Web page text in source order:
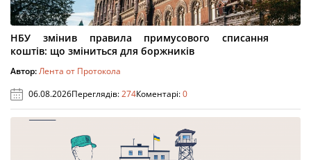
НБУ змінив правила примусового списання
коштів: що зміниться для боржників
Автор:Лента от Протокола
06.08.2026Переглядів:274Коментарі:0